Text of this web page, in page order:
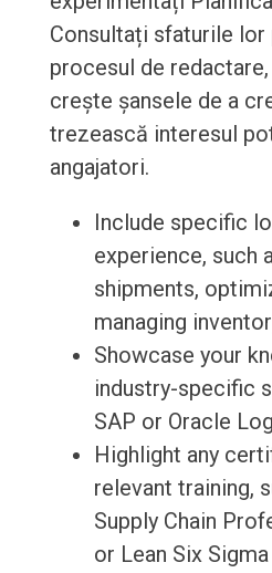
Consultați sfaturile lor
procesul de
crește șansele de a
trezească interesul
angajatori.
Include specific
experience, such
shipments,
managing
Showcase your
industry-specific
SAP or Oracle
Highlight any
relevant training,
Supply Chain
or Lean Six Sigma